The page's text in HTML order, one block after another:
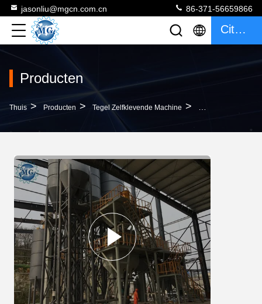
jasonliu@mgcn.com.cn 86-371-56659866
Citaat
Producten
Thuis > Producten > Tegel Zelfklevende Machine > Het Zelfklevende